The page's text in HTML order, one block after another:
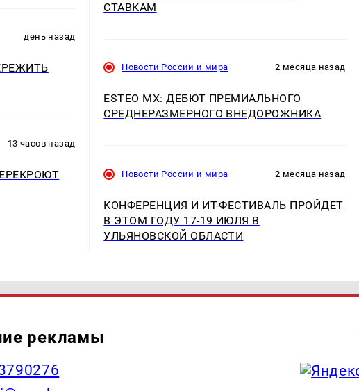
день назад
13 часов назад
СТАВКАМ
Новости России и мира 2 месяца назад
ESTEO MX: ДЕБЮТ ПРЕМИАЛЬНОГО
СРЕДНЕРАЗМЕРНОГО ВНЕДОРОЖНИКА
Новости России и мира 2 месяца назад
КОНФЕРЕНЦИЯ И ИT-ФЕСТИВАЛЬ ПРОЙДЕТ
В ЭТОМ ГОДУ 17-19 ИЮЛЯ В
УЛЬЯНОВСКОЙ ОБЛАСТИ
рекламы